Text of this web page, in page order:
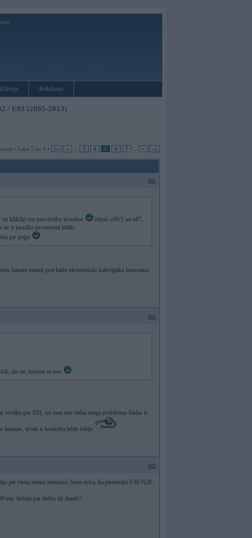
Reklāma
/ E93 (2005-2013)
• Lapa 5 no 8 • |« « 3 4 5 6 7 » »|
#81
uz klikšķi var pusvērtību iecashot.
itīpaši e90/1 un e87,
tie ir jaunāki un remonti lētāki.
pie poģa.
lamatu mainīt pret kādu ekonomiski izdevīgāku braucamo.
#82
zin tie, kuriem to nav.
vecāku par E91, un man nav tādas mega problēmas kādas ir
tā tak ir konkrēta bēdu ieleja.
#83
pie viena motor meistara, čoms teica, ka piemērām F30 N20 -
eur. tiešam par darbu tik daudz?